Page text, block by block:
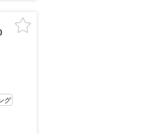
グ